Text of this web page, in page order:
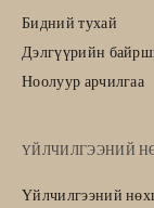
Бидний тухай
Дэлгүүрийн
Ноолуур арчилгаа
ҮЙЛЧИЛГЭЭНИЙ
Үйлчилгээний